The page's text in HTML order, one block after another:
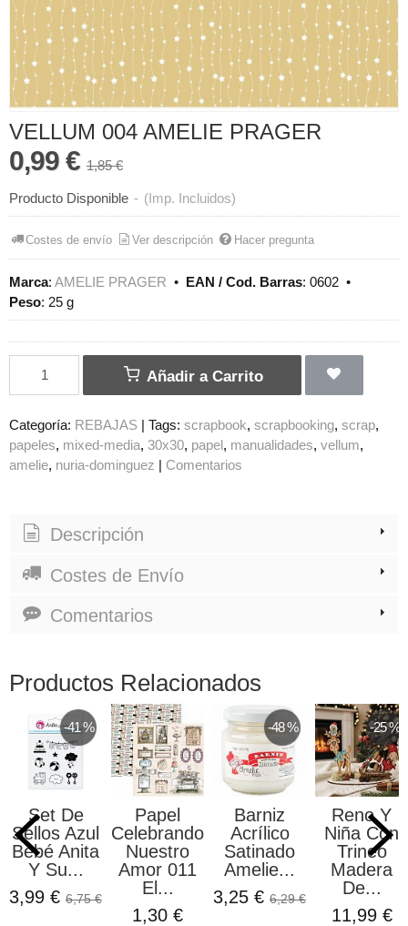
VELLUM 004 AMELIE PRAGER
0,99 € 1,85 €
Producto Disponible - (Imp. Incluidos)
Costes de envío Ver descripción Hacer pregunta
Marca: AMELIE PRAGER • EAN / Cod. Barras: 0602 •
Peso: 25 g
Añadir a Carrito
Categoría: REBAJAS | Tags: scrapbook scrapbooking scrap
papeles mixed-media 30x30 papel manualidades vellum
amelie nuria-dominguez | Comentarios
Descripción
Costes de Envío
Comentarios
Productos Relacionados
-41 %
Set De
Sellos Azul
Bebé Anita
Y Su...
3,99 € 6,75 €
Papel
Celebrando
Nuestro
Amor 011
El...
1,30 €
-48 %
Barniz
Acrílico
Satinado
Amelie...
3,25 € 6,29 €
-25 %
Reno Y
Niña Con
Trineo
Madera
De...
11,99 €